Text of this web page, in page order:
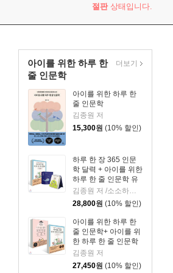
절판상태입니다.
아이를 위한 하루 한
줄 인문학
아이를 위한 하루 한
줄 인문학
김종원 저
15,300원 (10% 할인)
하루 한 장 365 인문
학 달력 + 아이를 위한
하루 한 줄 인문학 유
럽 문화예술 편
김종원 저 /소소하이 그림
28,800원 (10% 할인)
아이를 위한 하루 한
줄 인문학+ 아이를 위
한 하루 한 줄 인문학
유럽 문화예술 편
김종원 저
27,450원 (10% 할인)
더보기